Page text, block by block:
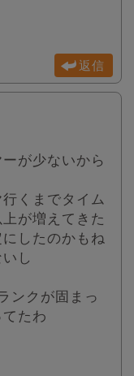
返信
が少ないから
くまでタイム
が増えてきた
したのかもね
し
ンクが固まっ
たわ